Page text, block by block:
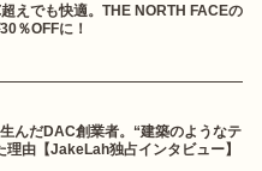
えでも快適。THE NORTH FACEの
％OFFに！
んだDAC創業者。“建築のようなテ
理由【JakeLah独占インタビュー】